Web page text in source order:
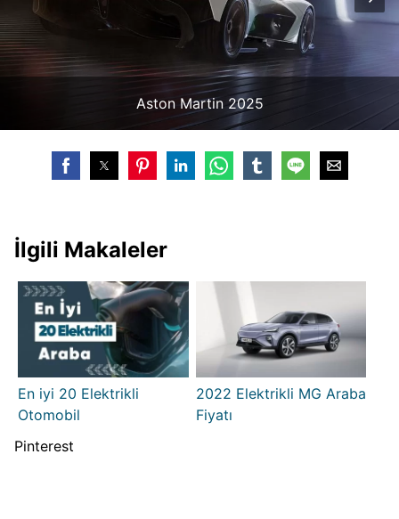
Aston Martin 2025
İlgili Makaleler
En iyi 20 Elektrikli
Otomobil
2022 Elektrikli MG Araba
Fiyatı
Pinterest